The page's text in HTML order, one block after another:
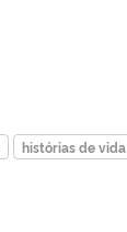
histórias de vida